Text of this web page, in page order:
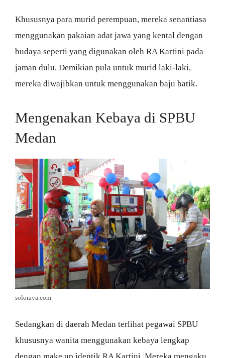
Khususnya para murid perempuan, mereka senantiasa
menggunakan pakaian adat jawa yang kental dengan
budaya seperti yang digunakan oleh RA Kartini pada
jaman dulu. Demikian pula untuk murid laki-laki,
mereka diwajibkan untuk menggunakan baju batik.
Mengenakan Kebaya di SPBU
Medan
soloraya.com
Sedangkan di daerah Medan terlihat pegawai SPBU
khususnya wanita menggunakan kebaya lengkap